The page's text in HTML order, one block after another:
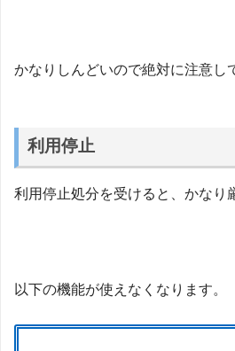
かなりしんどいので絶対に注意し
利用停止
利用停止処分を受けると、かなり
以下の機能が使えなくなります。